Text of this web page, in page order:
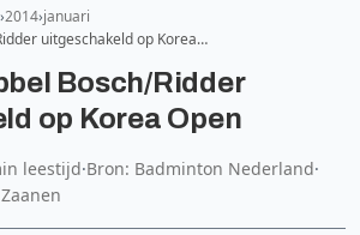
2014 januari
uitgeschakeld op Korea…
Bosch/Ridder
op Korea Open
leestijd·Bron: Badminton Nederland·